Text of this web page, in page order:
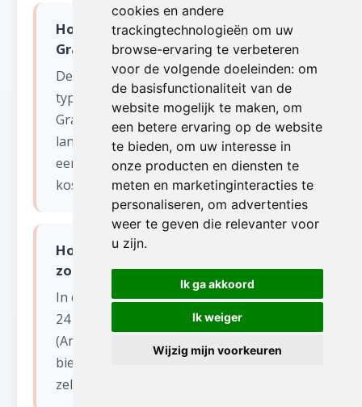
cookies en andere
trackingtechnologieën om uw
browse-ervaring te verbeteren
voor de volgende doeleinden: om
de basisfunctionaliteit van de
website mogelijk te maken, om
een betere ervaring op de website
te bieden, om uw interesse in
onze producten en diensten te
meten en marketinginteracties te
personaliseren, om advertenties
weer te geven die relevanter voor
u zijn.
Ik ga akkoord
Ik weiger
Wijzig mijn voorkeuren
Hoeveel kost zolder opruimen in 'S
Gravenwezel?
De prijs hangt af van het volume, het
type ruimte en de bereikbaarheid in 'S
Gravenwezel. Wij komen altijd eerst gratis
langs voor een bezichtiging en stellen
een eerlijke offerte op zonder verborgen
kosten.
Hoe snel kunnen jullie starten met
zolder opruimen in 'S Gravenwezel?
In de meeste gevallen kunnen wij binnen
24 tot 48 uur starten in 'S Gravenwezel
(Antwerpen). Voor dringende situaties
bieden wij ook een spoedservice aan,
zelfs in het weekend.